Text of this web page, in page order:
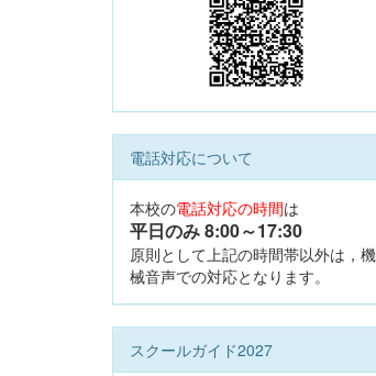
電話対応について
本校の電話対応の時間は
平日のみ 8:00～17:30
原則として上記の時間帯以外は，機
械音声での対応となります。
スクールガイド2027